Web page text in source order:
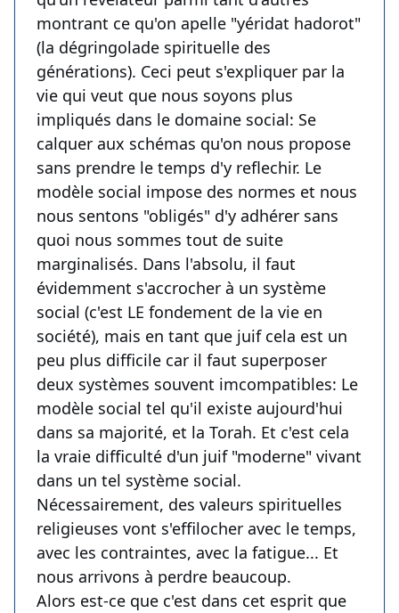
montrant ce qu'on apelle "yéridat hadorot"
(la dégringolade spirituelle des
générations). Ceci peut s'expliquer par la
vie qui veut que nous soyons plus
impliqués dans le domaine social: Se
calquer aux schémas qu'on nous propose
sans prendre le temps d'y reflechir. Le
modèle social impose des normes et nous
nous sentons "obligés" d'y adhérer sans
quoi nous sommes tout de suite
marginalisés. Dans l'absolu, il faut
évidemment s'accrocher à un système
social (c'est LE fondement de la vie en
société), mais en tant que juif cela est un
peu plus difficile car il faut superposer
deux systèmes souvent imcompatibles: Le
modèle social tel qu'il existe aujourd'hui
dans sa majorité, et la Torah. Et c'est cela
la vraie difficulté d'un juif "moderne" vivant
dans un tel système social.
Nécessairement, des valeurs spirituelles
religieuses vont s'effilocher avec le temps,
avec les contraintes, avec la fatigue... Et
nous arrivons à perdre beaucoup.
Alors est-ce que c'est dans cet esprit que